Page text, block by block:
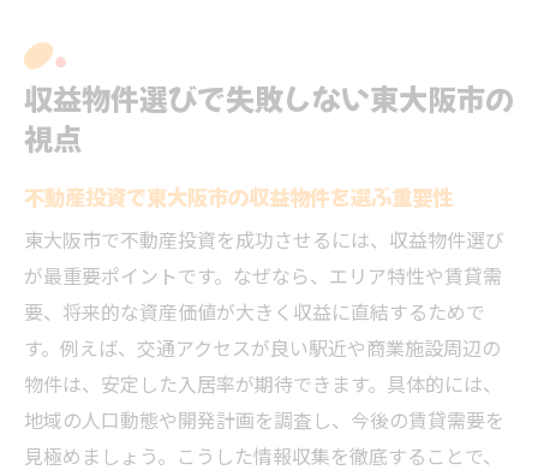
東大阪市オーナーチェンジ物件投資の強み
不動産投資で即収益化を実現する物件活用
賃貸契約状況を活かした安定投資のポイン
ト
オーナーチェンジ物件のリスクを見極める
方法
投資回収期間を短縮する不動産投資テクニ
ック
収益物件選びで失敗しない東大阪市の
視点
不動産投資で東大阪市の収益物件を選ぶ重要性
東大阪市で不動産投資を成功させるには、収益物件選び
が最重要ポイントです。なぜなら、エリア特性や賃貸需
要、将来的な資産価値が大きく収益に直結するためで
す。例えば、交通アクセスが良い駅近や商業施設周辺の
物件は、安定した入居率が期待できます。具体的には、
地域の人口動態や開発計画を調査し、今後の賃貸需要を
見極めましょう。こうした情報収集を徹底することで、